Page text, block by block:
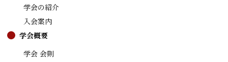
学会の紹介
入会案内
学会概要
学会 会則